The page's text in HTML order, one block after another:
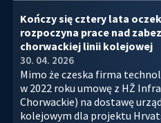
Kończy się cztery lata
rozpoczyna prace nad
chorwackiej linii kolejowej
30. 04. 2026
Mimo że czeska firma
w 2022 roku umowę z HŽ
Chorwackie) na dostawę
kolejowym dla projektu